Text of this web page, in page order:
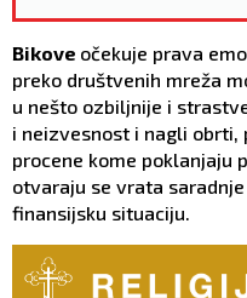
Bikove očekuje prava
preko društvenih mreža
u nešto ozbiljnije i
i neizvesnost i nagli obrti,
procene kome poklanjaju
otvaraju se vrata
finansijsku situaciju.